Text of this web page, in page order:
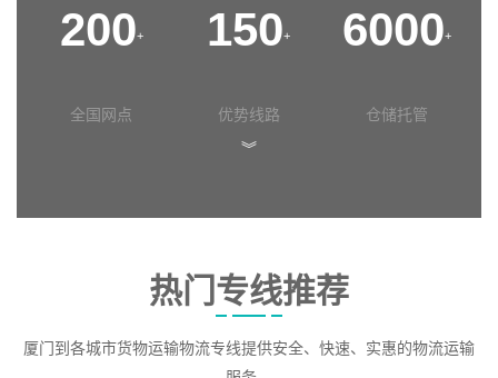
200+
全国网点
150+
优势线路
6000+
仓储托管
︾
热门专线推荐
厦门到各城市货物运输物流专线提供安全、快速、实惠的物流运输